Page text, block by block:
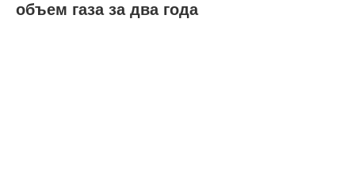
объем газа за два года